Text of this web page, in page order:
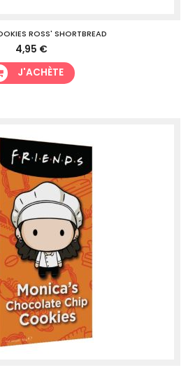
ROSS' SHORTBREAD
4,95 €
J'ACHÈTE